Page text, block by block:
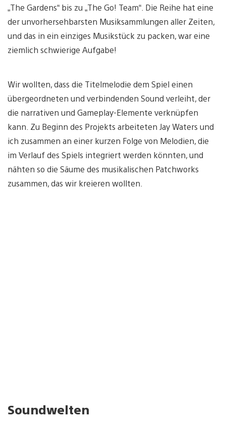
„The Gardens“ bis zu „The Go! Team“. Die Reihe hat eine
der unvorhersehbarsten Musiksammlungen aller Zeiten,
und das in ein einziges Musikstück zu packen, war eine
ziemlich schwierige Aufgabe!
Wir wollten, dass die Titelmelodie dem Spiel einen
übergeordneten und verbindenden Sound verleiht, der
die narrativen und Gameplay-Elemente verknüpfen
kann. Zu Beginn des Projekts arbeiteten Jay Waters und
ich zusammen an einer kurzen Folge von Melodien, die
im Verlauf des Spiels integriert werden könnten, und
nähten so die Säume des musikalischen Patchworks
zusammen, das wir kreieren wollten.
Soundwelten